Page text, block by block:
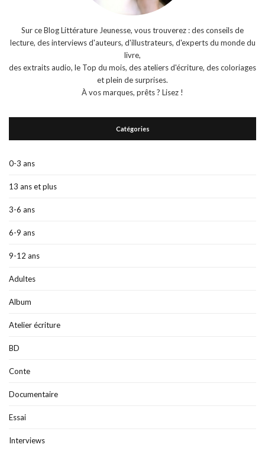
Sur ce Blog Littérature Jeunesse, vous trouverez : des conseils de
lecture, des interviews d'auteurs, d'illustrateurs, d'experts du monde du
livre,
des extraits audio, le Top du mois, des ateliers d'écriture, des coloriages
et plein de surprises.
À vos marques, prêts ? Lisez !
Catégories
0-3 ans
13 ans et plus
3-6 ans
6-9 ans
9-12 ans
Adultes
Album
Atelier écriture
BD
Conte
Documentaire
Essai
Interviews